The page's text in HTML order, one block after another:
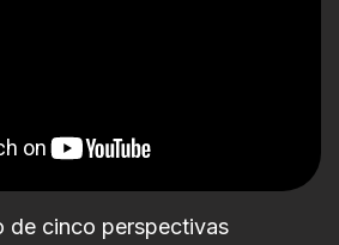
de cinco perspectivas